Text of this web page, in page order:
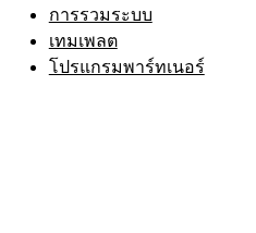
การรวมระบบ
เทมเพลต
โปรแกรมพาร์ทเนอร์